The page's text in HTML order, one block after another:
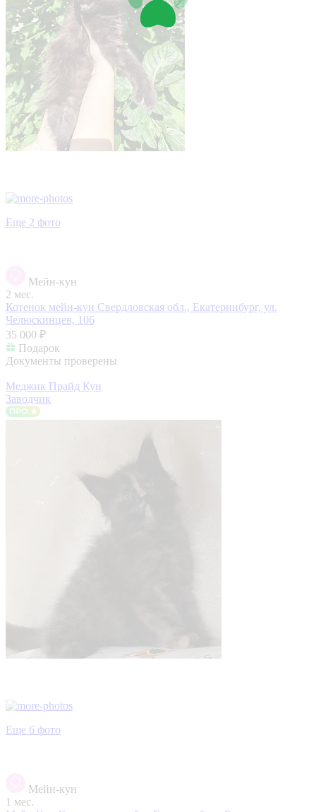
Еще 2 фото
Мейн-кун
2 мес.
Котенок мейн-кун Свердловская обл., Екатеринбург, ул.
Челюскинцев, 106
35 000 ₽
Подарок
Документы проверены
Меджик Прайд Кун
Заводчик
Еще 6 фото
Мейн-кун
1 мес.